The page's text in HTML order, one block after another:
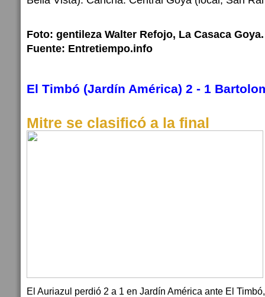
Foto: gentileza Walter Refojo, La Casaca Goya.
Fuente: Entretiempo.info
El Timbó (Jardín América) 2 - 1
Mitre se clasificó a la final
El Auriazul perdió 2 a 1 en Jardín América ante El